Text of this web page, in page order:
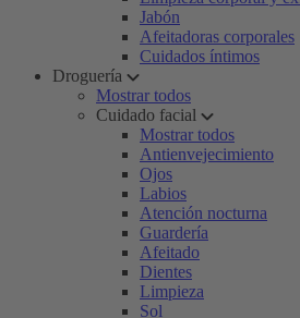
Jabón
Afeitadoras corporales
Cuidados íntimos
Droguería
Mostrar todos
Cuidado facial
Mostrar todos
Antienvejecimiento
Ojos
Labios
Atención nocturna
Guardería
Afeitado
Dientes
Limpieza
Sol